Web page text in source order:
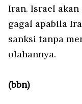
Iran. Israel akan
gagal apabila
sanksi tanpa
olahannya.
(bbn)